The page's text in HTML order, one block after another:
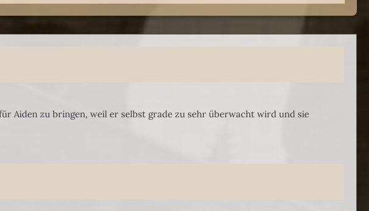
Aiden zu bringen, weil er selbst grade zu sehr überwacht wird und sie